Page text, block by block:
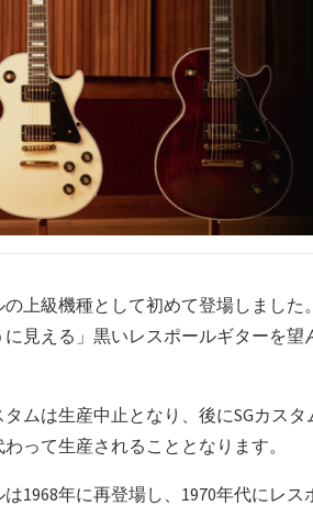
上級機種として初めて登場しました
見える」黒いレスポールギターを望
ムは生産中止となり、後にSGカスタ
って生産されることとなります。
1968年に再登場し、1970年代にレス